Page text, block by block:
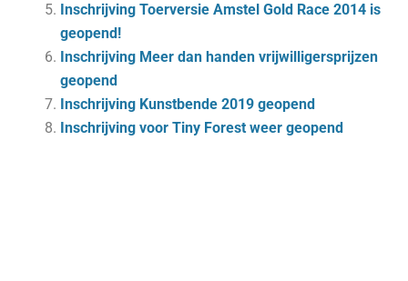
Inschrijving Toerversie Amstel Gold Race 2014 is
geopend!
Inschrijving Meer dan handen vrijwilligersprijzen
geopend
Inschrijving Kunstbende 2019 geopend
Inschrijving voor Tiny Forest weer geopend